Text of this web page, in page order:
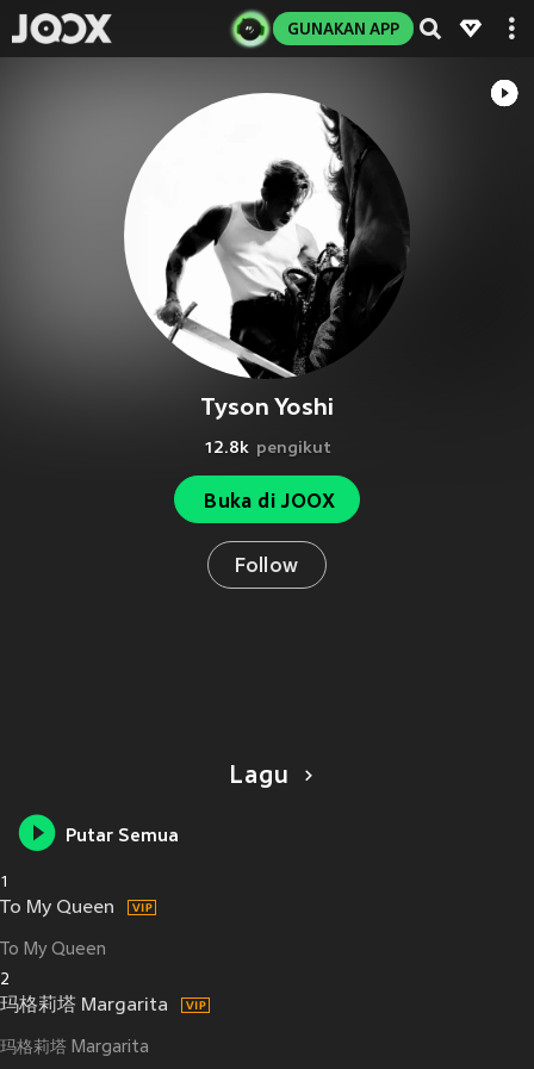
GUNAKAN APP
Tyson Yoshi
12.8k pengikut
Buka di JOOX
Follow
Lagu
Putar Semua
1
To My Queen
To My Queen
2
玛格莉塔 Margarita
玛格莉塔 Margarita